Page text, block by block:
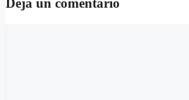
Deja un comentario